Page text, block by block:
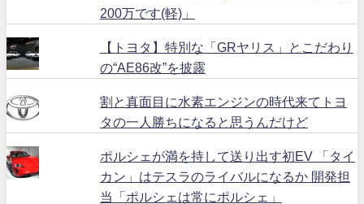
200万です(軽)」
【トヨタ】特別な「GRヤリス」とこだわり
の“AE86改”を披露
割と真面目に水素エンジンの時代来てトヨ
タの一人勝ちになると思うんだけど
ポルシェが満を持して送り出す初EV 「タイ
カン」はテスラのライバルになるか 開発担
当「ポルシェは常にポルシェ」